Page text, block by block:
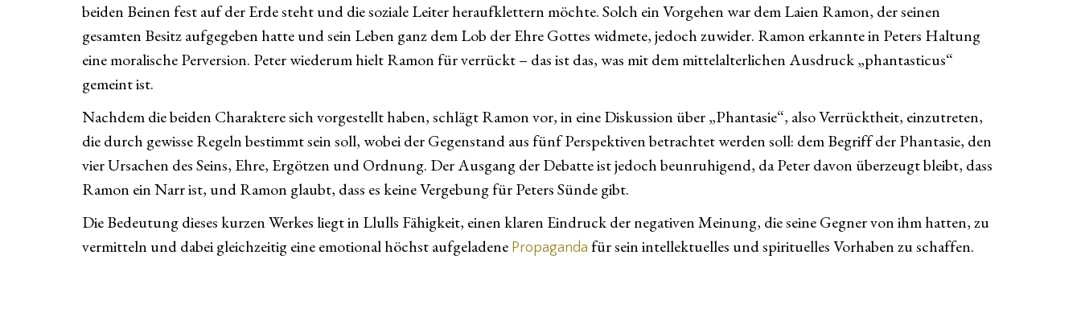
beiden Beinen fest auf der Erde steht und die soziale Leiter heraufklettern möchte. Solch ein Vorgehen war dem Laien Ramon, der seinen
gesamten Besitz aufgegeben hatte und sein Leben ganz dem Lob der Ehre Gottes widmete, jedoch zuwider. Ramon erkannte in Peters Haltung
eine moralische Perversion. Peter wiederum hielt Ramon für verrückt – das ist das, was mit dem mittelalterlichen Ausdruck „phantasticus“
gemeint ist.
Nachdem die beiden Charaktere sich vorgestellt haben, schlägt Ramon vor, in eine Diskussion über „Phantasie“, also Verrücktheit, einzutreten,
die durch gewisse Regeln bestimmt sein soll, wobei der Gegenstand aus fünf Perspektiven betrachtet werden soll: dem Begriff der Phantasie, den
vier Ursachen des Seins, Ehre, Ergötzen und Ordnung. Der Ausgang der Debatte ist jedoch beunruhigend, da Peter davon überzeugt bleibt, dass
Ramon ein Narr ist, und Ramon glaubt, dass es keine Vergebung für Peters Sünde gibt.
Die Bedeutung dieses kurzen Werkes liegt in Llulls Fähigkeit, einen klaren Eindruck der negativen Meinung, die seine Gegner von ihm hatten, zu
vermitteln und dabei gleichzeitig eine emotional höchst aufgeladene Propaganda für sein intellektuelles und spirituelles Vorhaben zu schaffen.